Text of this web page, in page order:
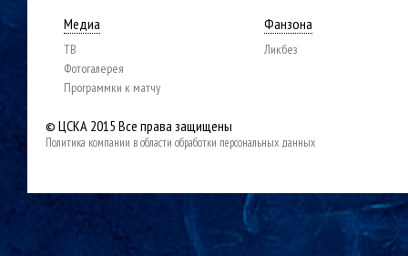
Медиа
ТВ
Фотогалерея
Программки к матчу
Фанзона
Ликбез
© ЦСКА 2015 Все права защищены
Политика компании в области обработки персональных данных